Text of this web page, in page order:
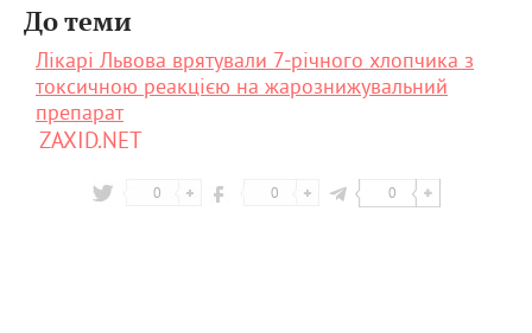
До теми
Лікарі Львова врятували 7-річного хлопчика з
токсичною реакцією на жарознижувальний
препарат
ZAXID.NET
0 0 0